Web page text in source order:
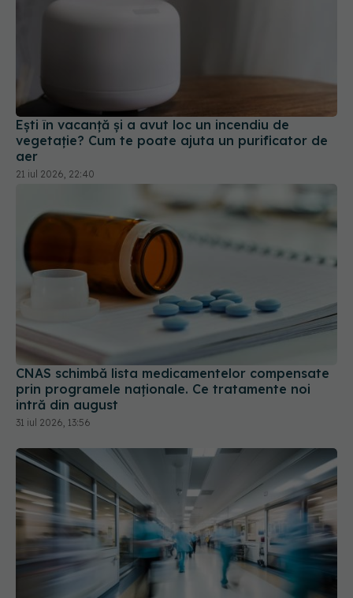
Ești în vacanță și a avut loc un incendiu de
vegetație? Cum te poate ajuta un purificator de
aer
21 iul 2026, 22:40
CNAS schimbă lista medicamentelor compensate
prin programele naționale. Ce tratamente noi
intră din august
31 iul 2026, 13:56